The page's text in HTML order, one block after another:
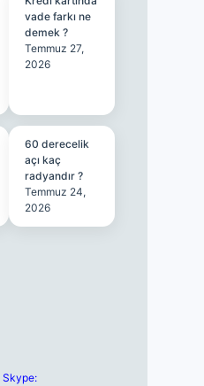
vade farkı ne
demek ?
Temmuz 27,
2026
60 derecelik
açı kaç
radyandır ?
Temmuz 24,
2026
Skype: